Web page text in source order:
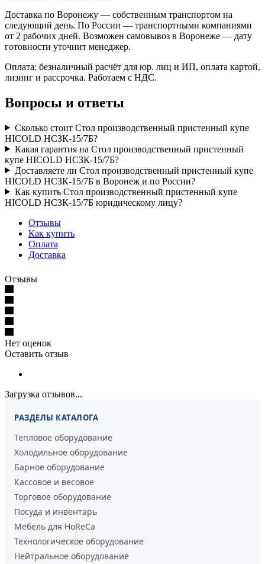
Доставка по Воронежу — собственным транспортом на
следующий день. По России — транспортными компаниями
от 2 рабочих дней. Возможен самовывоз в Воронеже — дату
готовности уточнит менеджер.
Оплата: безналичный расчёт для юр. лиц и ИП, оплата картой,
лизинг и рассрочка. Работаем с НДС.
Вопросы и ответы
Сколько стоит Стол производственный пристенный купе
HICOLD НСЗК-15/7Б?
Какая гарантия на Стол производственный пристенный
купе HICOLD НСЗК-15/7Б?
Доставляете ли Стол производственный пристенный купе
HICOLD НСЗК-15/7Б в Воронеж и по России?
Как купить Стол производственный пристенный купе
HICOLD НСЗК-15/7Б юридическому лицу?
Отзывы
Как купить
Оплата
Доставка
Отзывы
Нет оценок
Оставить отзыв
Загрузка отзывов...
РАЗДЕЛЫ КАТАЛОГА
Тепловое оборудование
Холодильное оборудование
Барное оборудование
Кассовое и весовое
Торговое оборудование
Посуда и инвентарь
Мебель для HoReCa
Технологическое оборудование
Нейтральное оборудование